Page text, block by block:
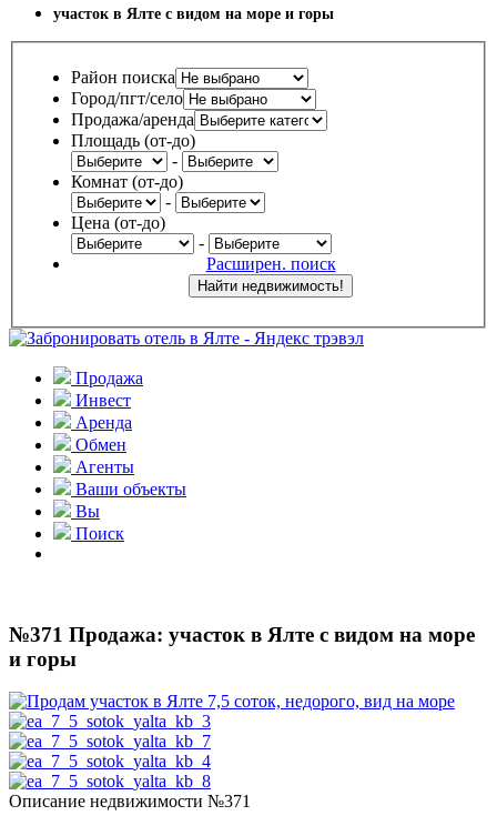
участок в Ялте с видом на море и горы
Район поиска
Город/пгт/село
Продажа/аренда
Площадь (от-до)
-
Комнат (от-до)
-
Цена (от-до)
-
Расширен. поиск
Продажа
Инвест
Аренда
Обмен
Агенты
Ваши объекты
Вы
Поиск
№371 Продажа: участок в Ялте с видом на море
и горы
Описание недвижимости №371